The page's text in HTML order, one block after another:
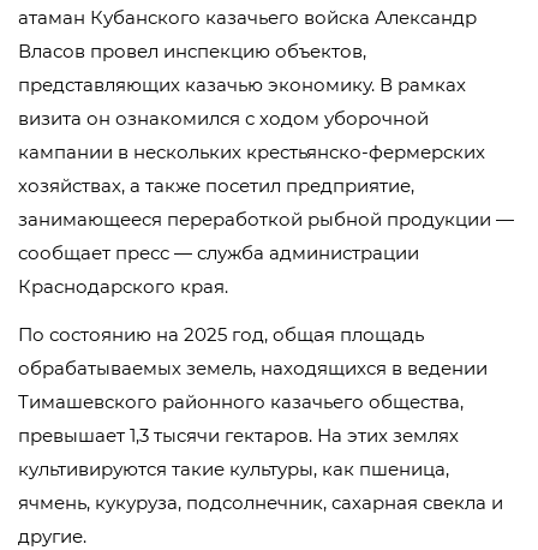
атаман Кубанского казачьего войска Александр
Власов провел инспекцию объектов,
представляющих казачью экономику. В рамках
визита он ознакомился с ходом уборочной
кампании в нескольких крестьянско-фермерских
хозяйствах, а также посетил предприятие,
занимающееся переработкой рыбной продукции —
сообщает пресс — служба администрации
Краснодарского края.
По состоянию на 2025 год, общая площадь
обрабатываемых земель, находящихся в ведении
Тимашевского районного казачьего общества,
превышает 1,3 тысячи гектаров. На этих землях
культивируются такие культуры, как пшеница,
ячмень, кукуруза, подсолнечник, сахарная свекла и
другие.